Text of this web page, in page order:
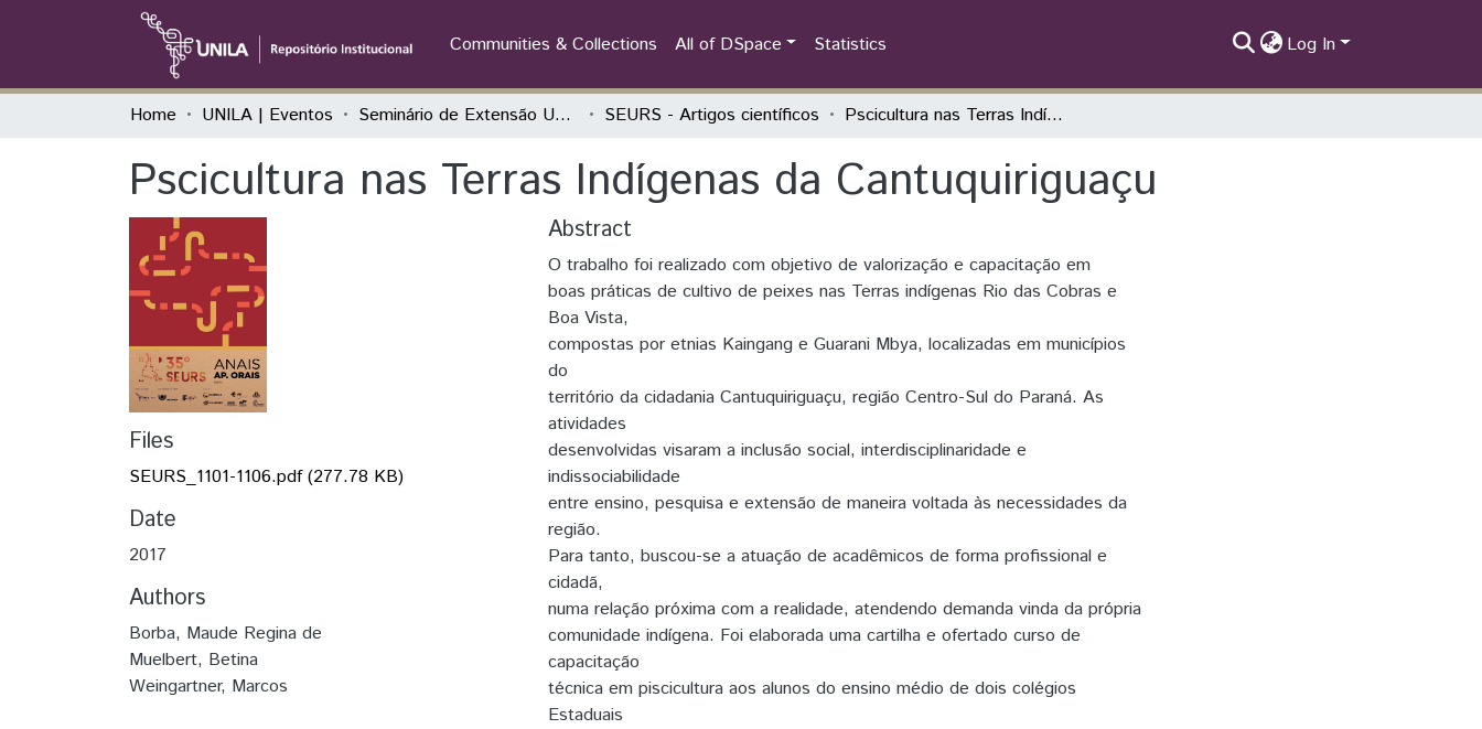
Communities & Collections All of DSpace Statistics Log In
Home UNILA | Eventos Seminário de Extensão Universitária da Região Sul (SEURS) SEURS - Artigos científicos Pscicultura nas Terras Indígenas da Cantuquiriguaçu
Pscicultura nas Terras Indígenas da Cantuquiriguaçu
Files
SEURS_1101-1106.pdf(277.78 KB)
Date
2017
Authors
Borba, Maude Regina de
Muelbert, Betina
Weingartner, Marcos
Abstract
O trabalho foi realizado com objetivo de valorização e capacitação em
boas práticas de cultivo de peixes nas Terras indígenas Rio das Cobras e
Boa Vista,
compostas por etnias Kaingang e Guarani Mbya, localizadas em municípios
do
território da cidadania Cantuquiriguaçu, região Centro-Sul do Paraná. As
atividades
desenvolvidas visaram a inclusão social, interdisciplinaridade e
indissociabilidade
entre ensino, pesquisa e extensão de maneira voltada às necessidades da
região.
Para tanto, buscou-se a atuação de acadêmicos de forma profissional e
cidadã,
numa relação próxima com a realidade, atendendo demanda vinda da própria
comunidade indígena. Foi elaborada uma cartilha e ofertado curso de
capacitação
técnica em piscicultura aos alunos do ensino médio de dois colégios
Estaduais